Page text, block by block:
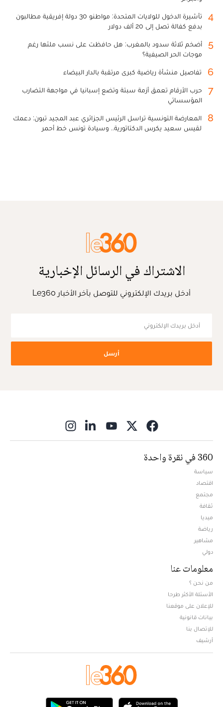
4
تأشيرة الدخول للولايات المتحدة: مواطنو 30 دولة إفريقية مطالبون
بدفع كفالة تصل إلى 20 ألف دولار
5
أضخم ثلاثة سدود بالمغرب: هل حافظت على نسب ملئها رغم
موجات الحر الصيفية؟
6 تفاصيل منشأة رياضية كبرى مرتقبة بالدار البيضاء
7
حرب الأرقام تعمق أزمة سبتة وتضع إسبانيا في مواجهة التضارب
المؤسساتي
8
المعارضة التونسية تراسل الرئيس الجزائري عبد المجيد تبون: دعمك
لقيس سعيد يكرس الدكتاتورية.. وسيادة تونس خط أحمر
الاشتراك في الرسائل الإخبارية
أدخل بريدك الإلكتروني للتوصل بآخر الأخبار Le360
أرسل
360 في نقرة واحدة
سياسة
اقتصاد
مجتمع
ثقافة
ميديا
رياضة
مشاهير
دولي
معلومات عنا
من نحن ؟
الأسئلة الأكثر طرحا
للإعلان على موقعنا
بيانات قانونية
للإتصال بنا
أرشيف